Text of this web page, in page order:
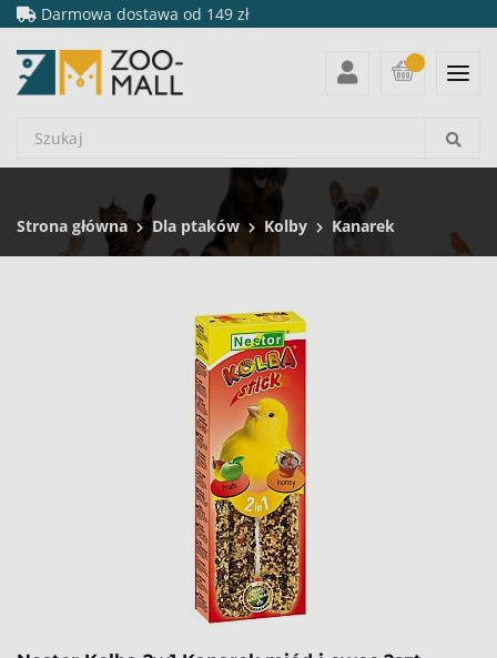
Darmowa dostawa od 149 zł
Strona główna Dla ptaków Kolby Kanarek